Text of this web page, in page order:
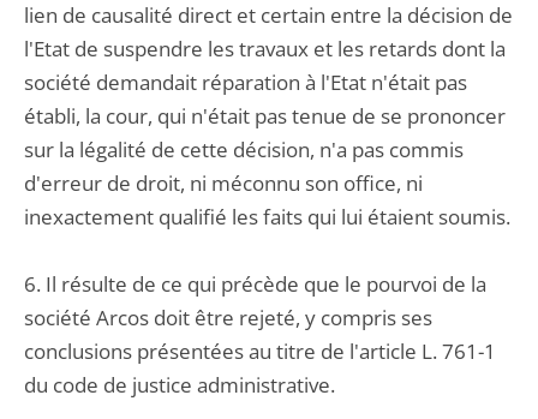
lien de causalité direct et certain entre la décision de
l'Etat de suspendre les travaux et les retards dont la
société demandait réparation à l'Etat n'était pas
établi, la cour, qui n'était pas tenue de se prononcer
sur la légalité de cette décision, n'a pas commis
d'erreur de droit, ni méconnu son office, ni
inexactement qualifié les faits qui lui étaient soumis.
6. Il résulte de ce qui précède que le pourvoi de la
société Arcos doit être rejeté, y compris ses
conclusions présentées au titre de l'article L. 761-1
du code de justice administrative.